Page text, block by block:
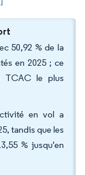
50,92 % de la
en 2025 ; ce
TCAC le plus
en vol a
tandis que les
% jusqu'en